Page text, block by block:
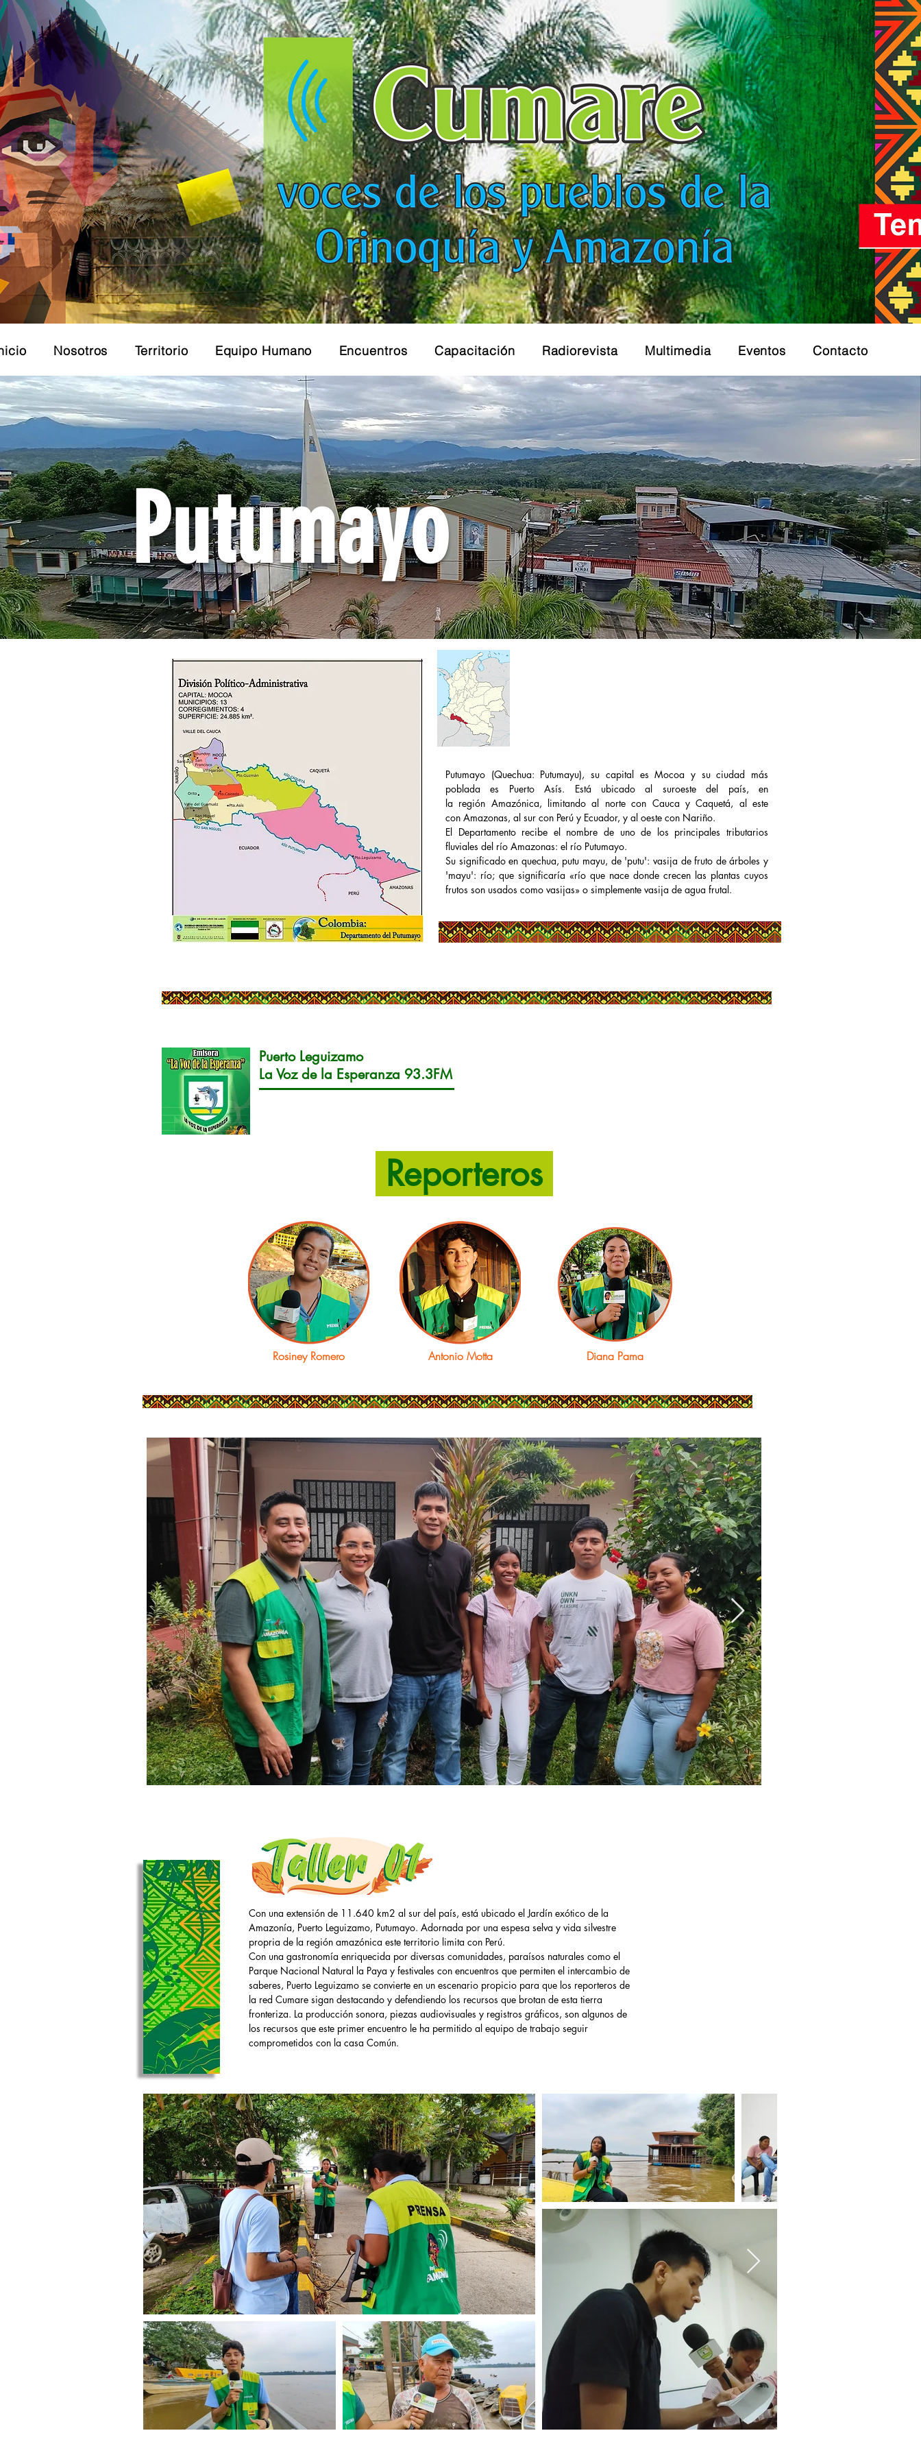
Nosotros Territorio Equipo Humano Encuentros Capacitación Radiorevista Multimedia Eventos Contacto
Putumayo
Putumayo (Quechua: Putumayu), su capital esMocoa y su ciudad más
poblada es Puerto Asís. Está ubicado al suroeste del país, en
la región Amazónica, limitando al norte con Cauca yCaquetá, al este
con Amazonas, al sur con Perú y Ecuador, y al oeste con Nariño. ​
El Departamento recibe el nombre de uno de los principales tributarios
fluviales del río Amazonas: el río Putumayo.
Su significado en quechua, putu mayu, de 'putu': vasija de fruto de árboles y
'mayu': río; que significaría «río que nace donde crecen las plantas cuyos
frutos son usados como vasijas» o simplemente vasija de agua frutal.
Puerto Leguizamo
La Voz de la Esperanza 93.3FM
Reporteros
Antonio Motta
Rosiney Romero Diana Pama
Con una extensión de 11.640 km2 al sur del país, está ubicado el Jardín exótico de la
Amazonía, Puerto Leguizamo, Putumayo. Adornada por una espesa selva y vida silvestre
propria de la región amazónica este territorio limita con Perú.
Con una gastronomía enriquecida por diversas comunidades, paraísos naturales como el
Parque Nacional Natural la Paya y festivales con encuentros que permiten el intercambio de
saberes, Puerto Leguizamo se convierte en un escenario propicio para que los reporteros de
la red Cumare sigan destacando y defendiendo los recursos que brotan de esta tierra
fronteriza. La producción sonora, piezas audiovisuales y registros gráficos, son algunos de
los recursos que este primer encuentro le ha permitido al equipo de trabajo seguir
comprometidos con la casa Común.